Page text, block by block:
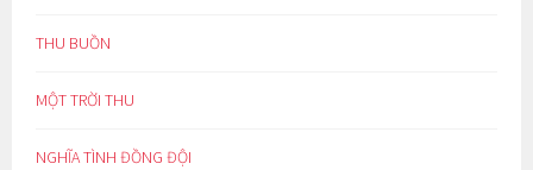
THU BUỒN
MỘT TRỜI THU
NGHĨA TÌNH ĐỒNG ĐỘI